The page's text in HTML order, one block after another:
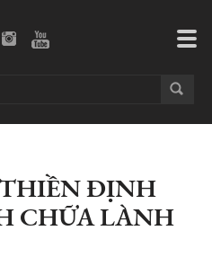
ĐỊNH
CHỮA LÀNH